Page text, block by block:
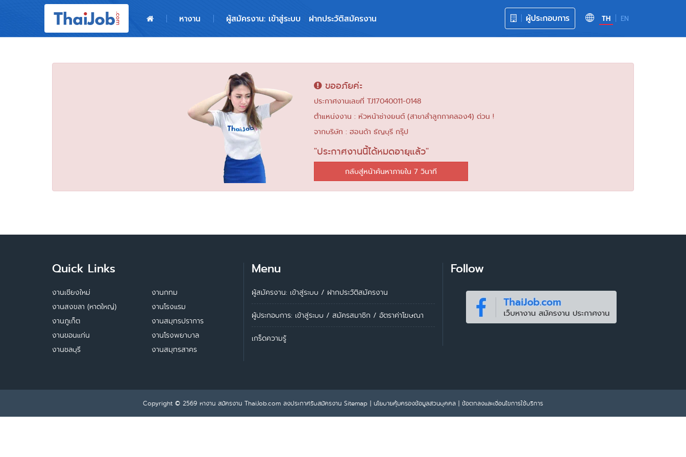
TH EN
ผู้ประกอบการ
หางาน ผู้สมัครงาน: เข้าสู่ระบบ ฝากประวัติสมัครงาน
ผู้สมัครงาน: เข้าสู่ระบบ
ขออภัยค่ะ
ประกาศงานเลขที่ TJ17040011-0148
ตำแหน่งงาน : หัวหน้าช่างยนต์ (สาขาลำลูกกาคลอง4) ด่วน !
จากบริษัท : ฮอนด้า ธัญบุรี กรุ๊ป
"ประกาศงานนี้ได้หมดอายุแล้ว"
กลับสู่หน้าค้นหาภายใน 6 วินาที
Quick Links
งานเชียงใหม่
งานสงขลา (หาดใหญ่)
งานภูเก็ต
งานขอนแก่น
งานชลบุรี
งานกทม
งานโรงแรม
งานสมุทรปราการ
งานโรงพยาบาล
งานสมุทรสาคร
Menu
ผู้สมัครงาน: เข้าสู่ระบบ / ฝากประวัติสมัครงาน
ผู้ประกอบการ: เข้าสู่ระบบ / สมัครสมาชิก / อัตราค่าโฆษณา
เกร็ดความรู้
Follow
Copyright © 2569 หางาน สมัครงาน ThaiJob.com ลงประกาศรับสมัครงาน Sitemap | นโยบายคุ้มครองข้อมูลส่วนบุคคล | ข้อตกลงและเงื่อนไขการใช้บริการ